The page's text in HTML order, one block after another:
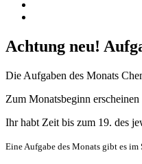
Achtung neu!
Die Aufgaben des Monats
Zum Monatsbeginn
Ihr habt Zeit bis zum 19. des
Eine Aufgabe des Monats gibt es im